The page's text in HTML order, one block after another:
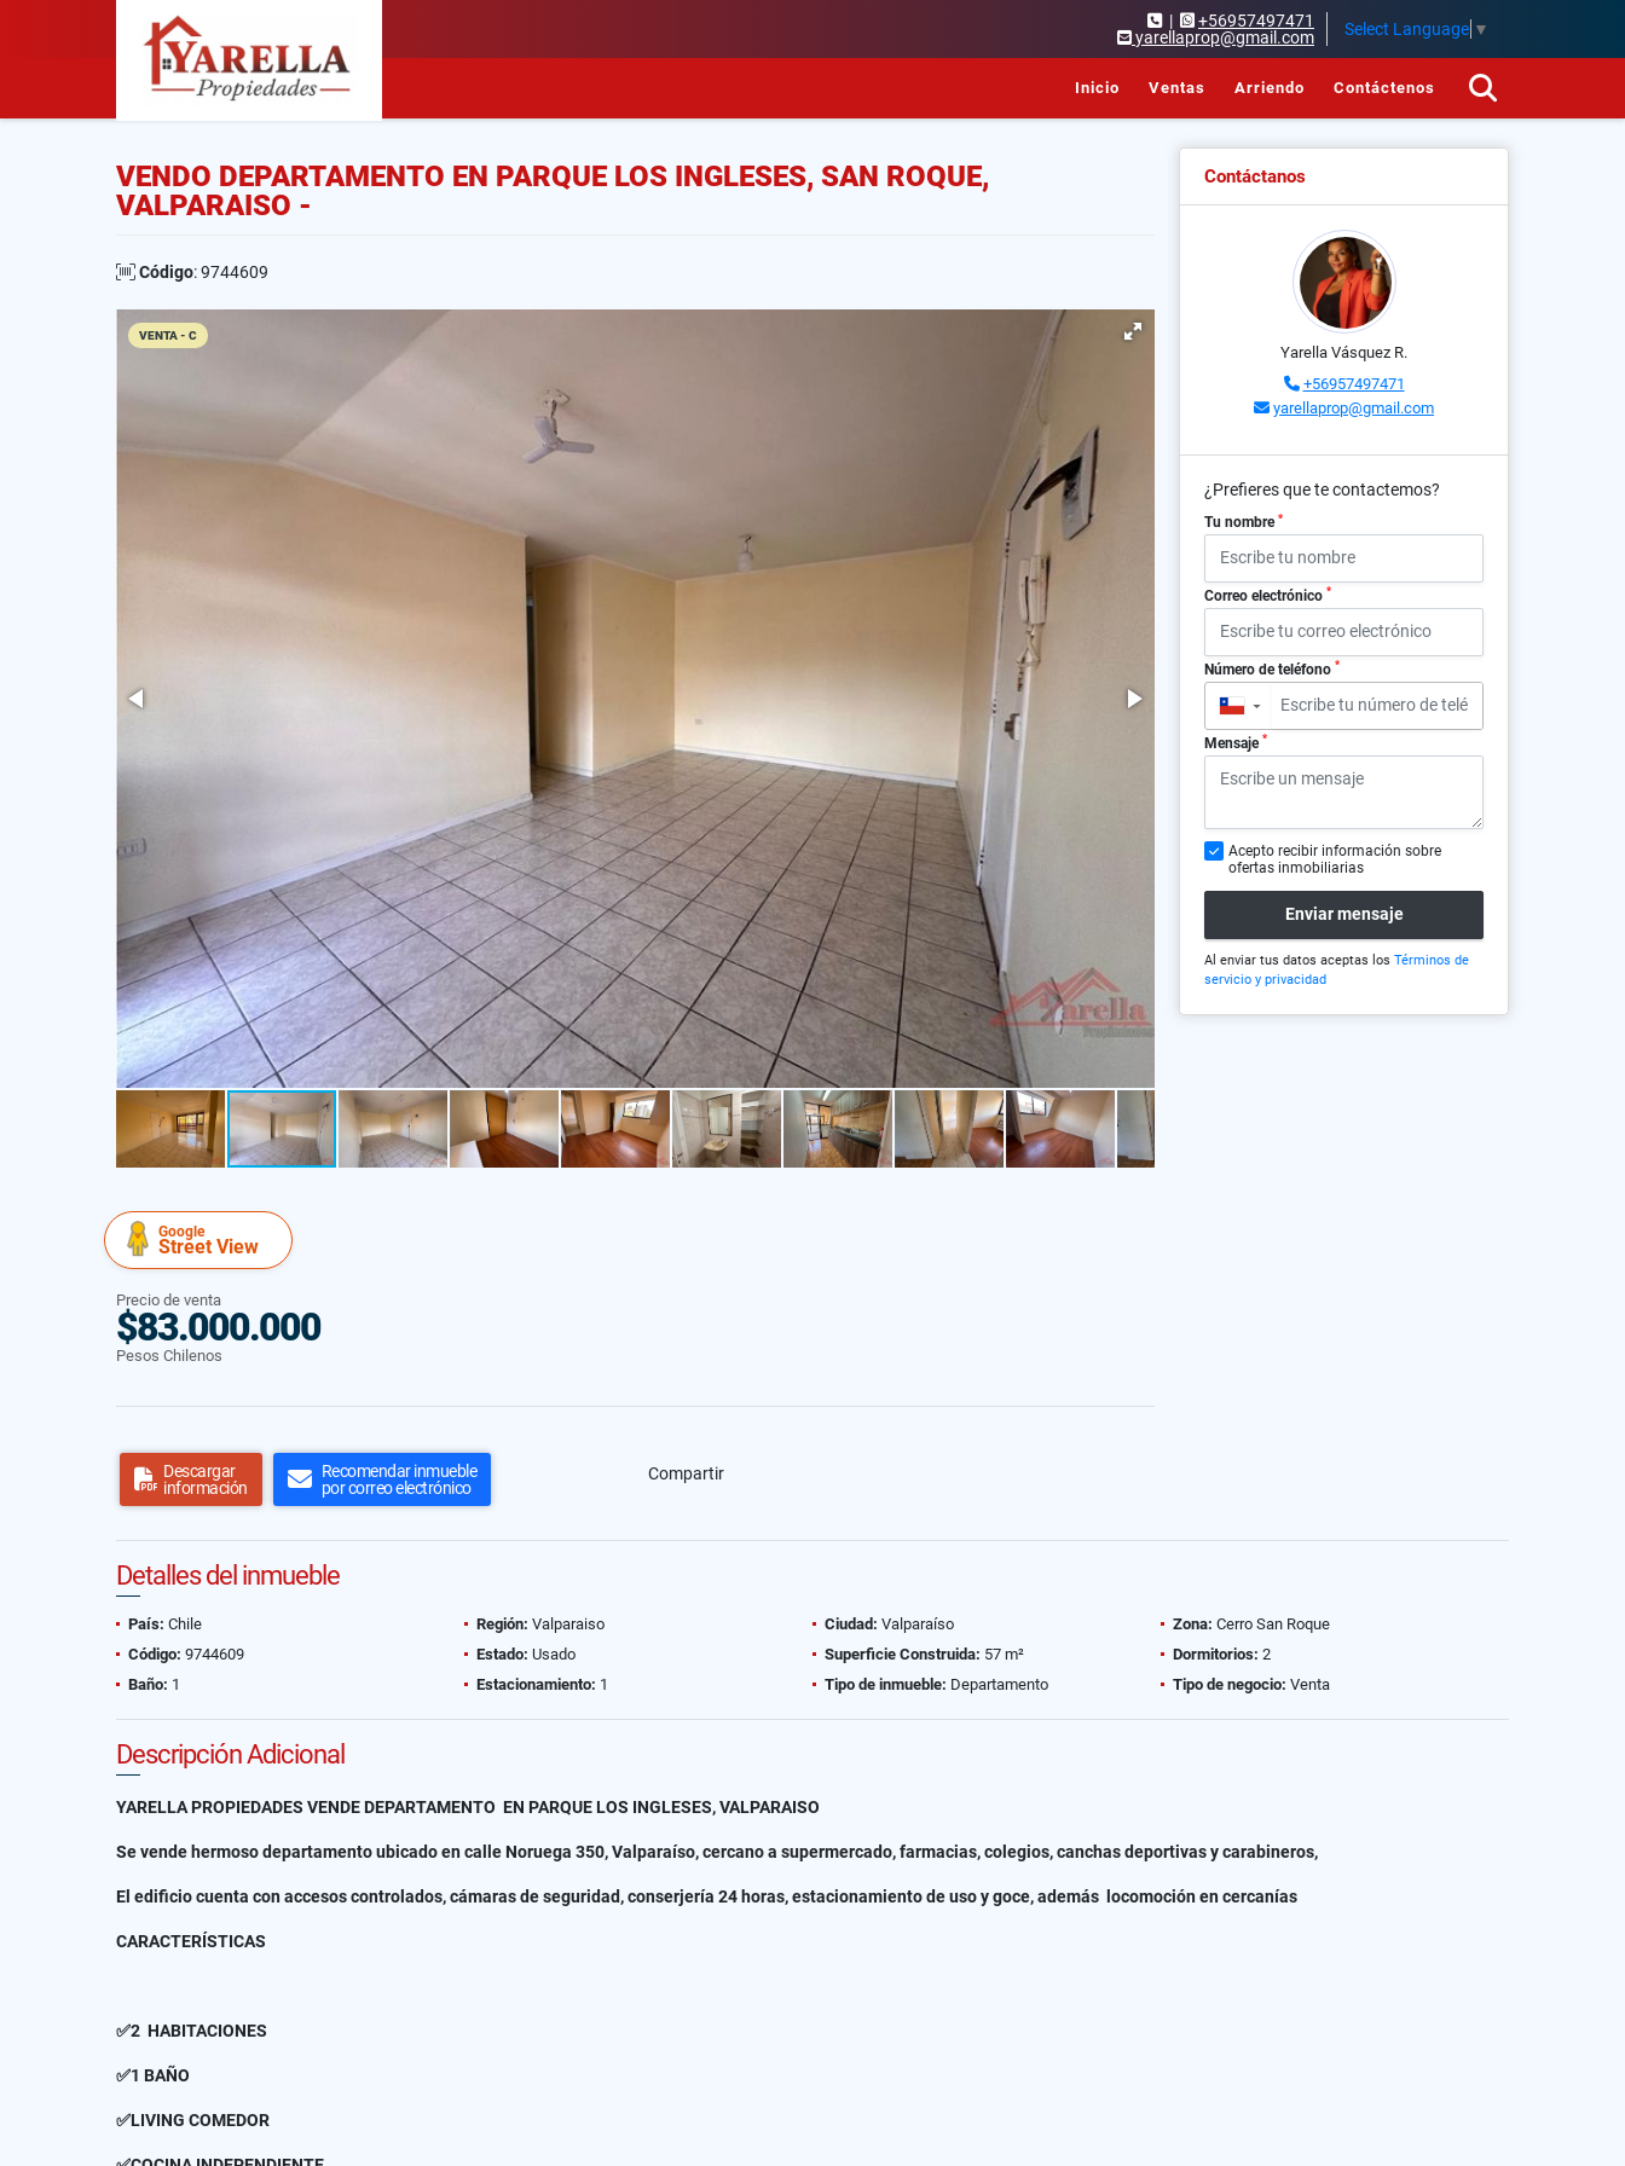
|
+56957497471
yarellaprop@gmail.com
Select Language ▼
Inicio Ventas Arriendo Contáctenos
VENDO DEPARTAMENTO EN PARQUE LOS INGLESES, SAN ROQUE,
VALPARAISO -
Código: 9744609
VENTA - C
Google
Street View
Precio de venta
$83.000.000
Pesos Chilenos
Descargar
información
Recomendar inmueble
por correo electrónico
Compartir
Contáctanos
Yarella Vásquez R.
+56957497471
yarellaprop@gmail.com
¿Prefieres que te contactemos?
Tu nombre *
Correo electrónico *
Número de teléfono *
▼
Mensaje *
Acepto recibir información sobre
ofertas inmobiliarias
Enviar mensaje
Al enviar tus datos aceptas los Términos de
servicio y privacidad
Detalles del inmueble
País: Chile Región: Valparaiso Ciudad: Valparaíso Zona: Cerro San Roque
Código: 9744609 Estado: Usado Superficie Construida: 57 m² Dormitorios: 2
Baño: 1 Estacionamiento: 1 Tipo de inmueble: Departamento Tipo de negocio: Venta
Descripción Adicional
YARELLA PROPIEDADES VENDE DEPARTAMENTO EN PARQUE LOS INGLESES, VALPARAISO
Se vende hermoso departamento ubicado en calle Noruega 350, Valparaíso, cercano a supermercado, farmacias, colegios, canchas deportivas y carabineros,
El edificio cuenta con accesos controlados, cámaras de seguridad, conserjería 24 horas, estacionamiento de uso y goce, además locomoción en cercanías
CARACTERÍSTICAS
✅2 HABITACIONES
✅1 BAÑO
✅LIVING COMEDOR